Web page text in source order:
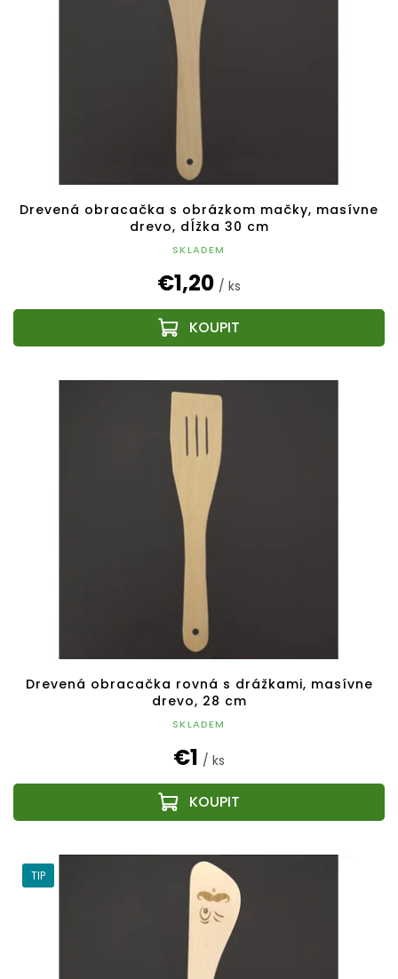
Drevená obracačka s obrázkom mačky, masívne
drevo, dĺžka 30 cm
SKLADEM
€1,20 / ks
Drevená obracačka rovná s drážkami, masívne
drevo, 28 cm
SKLADEM
€1 / ks
TIP